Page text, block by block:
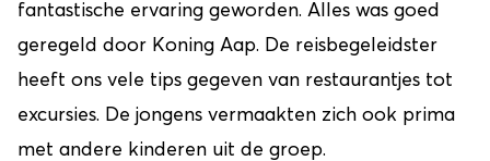
fantastische ervaring geworden. Alles was goed
geregeld door Koning Aap. De reisbegeleidster
heeft ons vele tips gegeven van restaurantjes tot
excursies. De jongens vermaakten zich ook prima
met andere kinderen uit de groep.